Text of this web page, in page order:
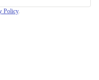
Policy.